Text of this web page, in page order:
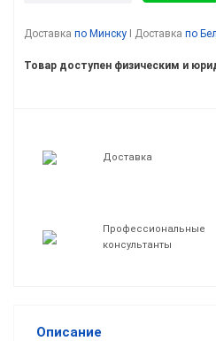
Доставка по Минску I Доставка по
Товар доступен физическим и
Доставка
Профессиональные
консультанты
Описание